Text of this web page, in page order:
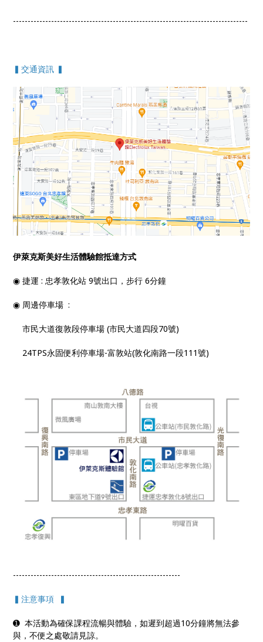
--------------------------------------------------------------------------------
▍交通資訊 ▍
伊萊克斯美好生活體驗館抵達方式
◉ 捷運 : 忠孝敦化站 9號出口，步行 6分鐘
◉ 周邊停車場 :
市民大道復敦段停車場 (市民大道四段70號)
24TPS永固便利停車場-富敦站(敦化南路一段111號)
---------------------------------------------------------
▍注意事項 ▍
➊ 本活動為確保課程流暢與體驗，如遲到超過10分鐘將無法參
與，不便之處敬請見諒。